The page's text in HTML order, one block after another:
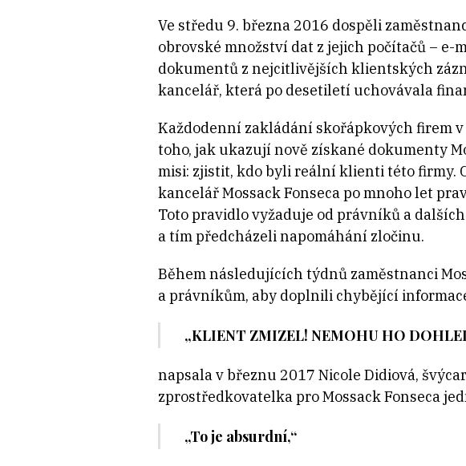
Ve středu 9. března 2016 dospěli
obrovské množství dat z jejich počítačů – e-
dokumentů z nejcitlivějších klientských
kancelář, která po desetiletí uchovávala
Každodenní zakládání skořápkových firem
toho, jak ukazují nově získané dokumenty
misi: zjistit, kdo byli reální klienti této firmy.
kancelář Mossack Fonseca po mnoho let
Toto pravidlo vyžaduje od právníků a
a tím předcházeli napomáhání zločinu.
Během následujících týdnů zaměstnanci
a právníkům, aby doplnili chybějící
„KLIENT ZMIZEL! NEMOHU HO
napsala v březnu 2017 Nicole Didiová,
zprostředkovatelka pro Mossack Fonseca
„To je absurdní,“